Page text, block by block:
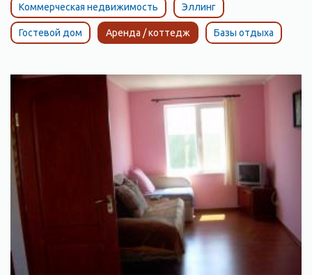
Коммерческая недвижимость Эллинг
Гостевой дом Аренда / коттедж Базы отдыха